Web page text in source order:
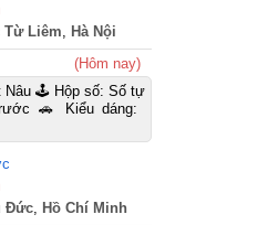
Từ Liêm, Hà Nội
(Hôm nay)
Nâu 🕹️ Hộp số: Số tự
🚗 Kiểu dáng:
Đức, Hồ Chí Minh